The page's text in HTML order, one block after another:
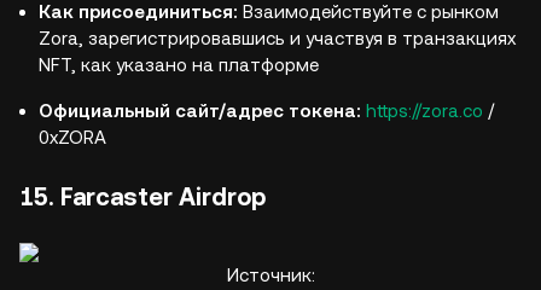
Как присоединиться: Взаимодействуйте с рынком
Zora, зарегистрировавшись и участвуя в транзакциях
NFT, как указано на платформе
Официальный сайт/адрес токена: https://zora.co /
0xZORA
15. Farcaster Airdrop
Источник: